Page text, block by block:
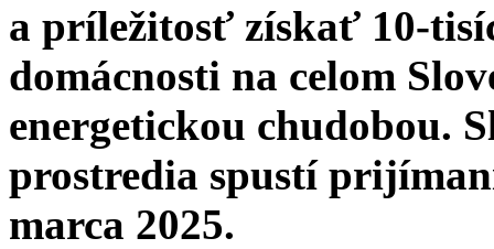
a príležitosť získať 10-
domácnosti na celom
energetickou chudobou.
prostredia spustí
marca 2025.